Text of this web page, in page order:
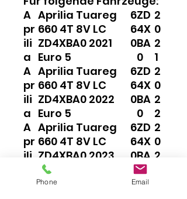
A
pr
ili
a
Aprilia Tuareg
660 4T 8V LC
ZD4XBA0 2021
Euro 5
6
6
0
ZD
4X
BA
0
2
0
2
1
A
pr
ili
a
Aprilia Tuareg
660 4T 8V LC
ZD4XBA0 2022
Euro 5
6
6
0
ZD
4X
BA
0
2
0
2
2
A
pr
ili
Aprilia Tuareg
660 4T 8V LC
ZD4XBA0 2023
Euro 5
6
6
0
ZD
4X
BA
0
2
0
2
Phone Email